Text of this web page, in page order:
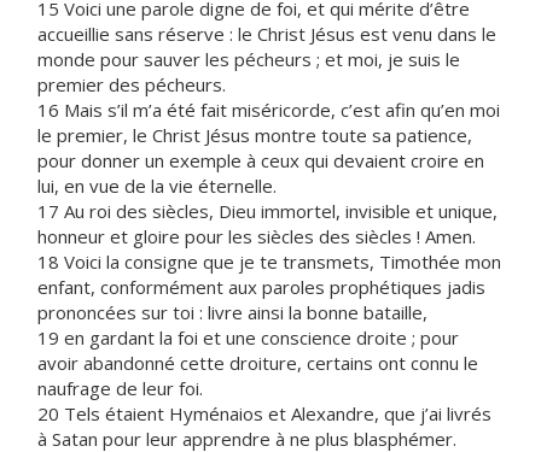
15 Voici une parole digne de foi, et qui mérite d’être
accueillie sans réserve : le Christ Jésus est venu dans le
monde pour sauver les pécheurs ; et moi, je suis le
premier des pécheurs.
16 Mais s’il m’a été fait miséricorde, c’est afin qu’en moi
le premier, le Christ Jésus montre toute sa patience,
pour donner un exemple à ceux qui devaient croire en
lui, en vue de la vie éternelle.
17 Au roi des siècles, Dieu immortel, invisible et unique,
honneur et gloire pour les siècles des siècles ! Amen.
18 Voici la consigne que je te transmets, Timothée mon
enfant, conformément aux paroles prophétiques jadis
prononcées sur toi : livre ainsi la bonne bataille,
19 en gardant la foi et une conscience droite ; pour
avoir abandonné cette droiture, certains ont connu le
naufrage de leur foi.
20 Tels étaient Hyménaios et Alexandre, que j’ai livrés
à Satan pour leur apprendre à ne plus blasphémer.